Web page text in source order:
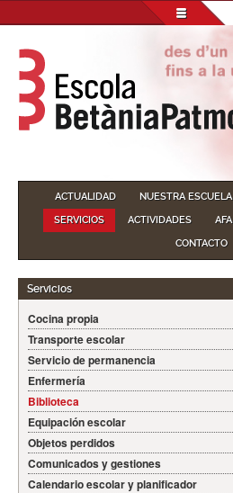
ACTUALIDAD NUESTRA ESCUELA
SERVICIOS
ACTIVIDADES AFA
CONTACTO
Servicios
Cocina propia
Transporte escolar
Servicio de permanencia
Enfermería
Biblioteca
Equipación escolar
Objetos perdidos
Comunicados y gestiones
Calendario escolar y planificador